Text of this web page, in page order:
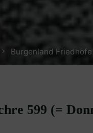
HomeBurgenland Friedhöfe
599 (=